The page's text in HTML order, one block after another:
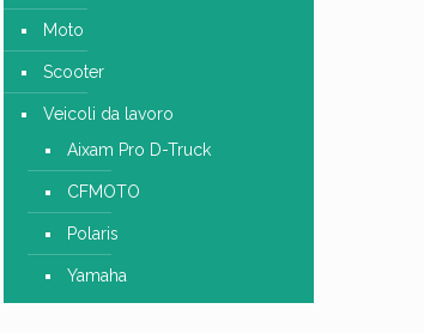
Moto
Scooter
Veicoli da lavoro
Aixam Pro D-Truck
CFMOTO
Polaris
Yamaha